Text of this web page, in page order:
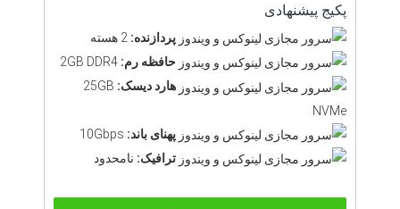
پکیج پیشنهادی
پردازنده:
حافظه رم:
هارد دیسک: 25GB
NVMe
پهنای باند:
ترافیک: نامحدود